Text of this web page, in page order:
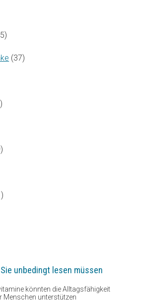
(37)
unbedingt lesen müssen
könnten die Alltagsfähigkeit
Menschen unterstützen